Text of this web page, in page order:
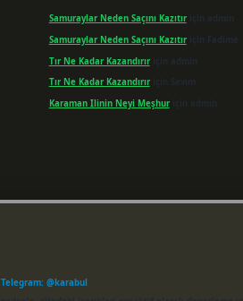
Samuraylar Neden Saçını Kazıtıriçin admin
Samuraylar Neden Saçını Kazıtıriçin Fadime
Tır Ne Kadar Kazandırıriçin admin
Tır Ne Kadar Kazandırıriçin Sevim
Karaman Ilinin Neyi Meşhuriçin admin
Telegram: @karabul